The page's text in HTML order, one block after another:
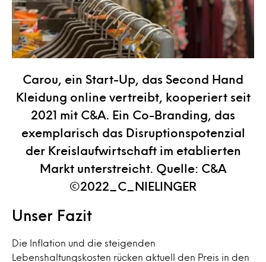
Carou, ein Start-Up, das Second Hand
Kleidung online vertreibt, kooperiert seit
2021 mit C&A. Ein Co-Branding, das
exemplarisch das Disruptionspotenzial
der Kreislaufwirtschaft im etablierten
Markt unterstreicht. Quelle: C&A
©2022_C_NIELINGER
Unser Fazit
Die Inflation und die steigenden
Lebenshaltungskosten rücken aktuell den Preis in den